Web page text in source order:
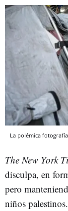
La polémica
The New York
disculpa, en
pero
niños